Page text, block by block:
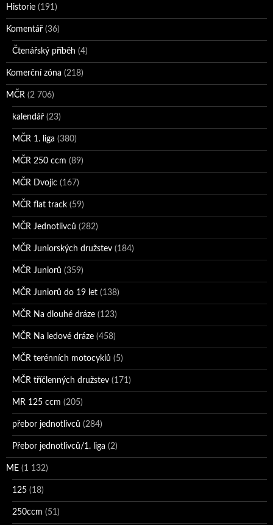
Historie (191)
Komentář (36)
Čtenářský příběh (4)
Komerční zóna (218)
MČR (2 706)
kalendář (23)
MČR 1. liga (380)
MČR 250 ccm (89)
MČR Dvojic (167)
MČR flat track (59)
MČR Jednotlivců (282)
MČR Juniorských družstev (184)
MČR Juniorů (359)
MČR Juniorů do 19 let (138)
MČR Na dlouhé dráze (123)
MČR Na ledové dráze (458)
MČR terénních motocyklů (5)
MČR tříčlenných družstev (171)
MR 125 ccm (205)
přebor jednotlivců (284)
Přebor jednotlivců/1. liga (2)
ME (1 132)
125 (18)
250ccm (51)